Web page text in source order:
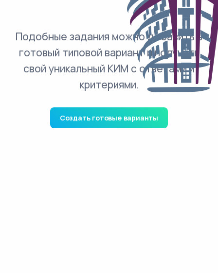
Подобные задания можно добавить в
готовый типовой вариант и получить
свой уникальный КИМ с ответами и
критериями.
Создать готовые варианты